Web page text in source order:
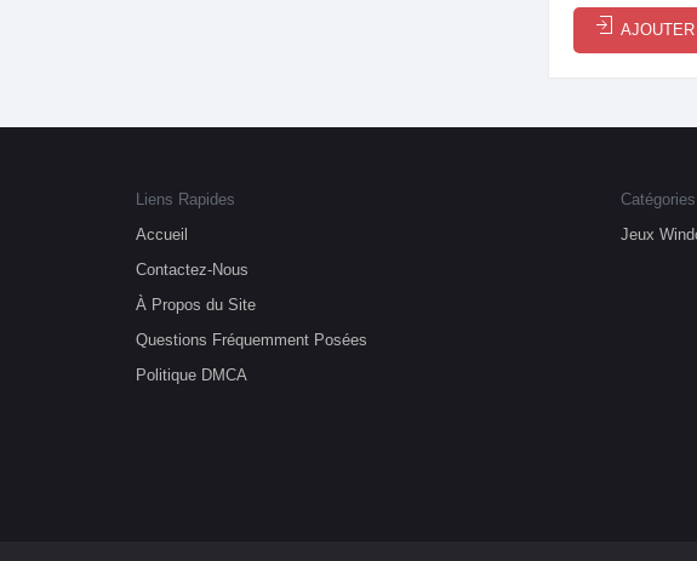
Liens Rapides
Accueil
Contactez-Nous
À Propos du Site
Questions Fréquemment Posées
Politique DMCA
Jeux